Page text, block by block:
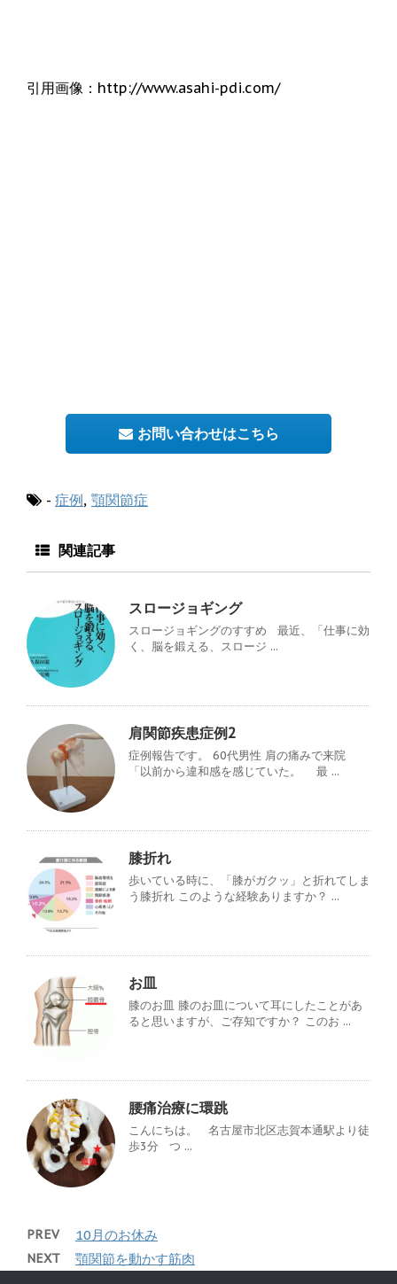
引用画像：http://www.asahi-pdi.com/
お問い合わせはこちら
- 症例, 顎関節症
関連記事
スロージョギング
スロージョギングのすすめ 最近、「仕事に効
く、脳を鍛える、スロージ ...
肩関節疾患症例2
症例報告です。 60代男性 肩の痛みで来院
「以前から違和感を感じていた。 最 ...
膝折れ
歩いている時に、「膝がガクッ」と折れてしま
う膝折れ このような経験ありますか？ ...
お皿
膝のお皿 膝のお皿について耳にしたことがあ
ると思いますが、ご存知ですか？ このお ...
腰痛治療に環跳
こんにちは。 名古屋市北区志賀本通駅より徒
歩3分 つ ...
PREV 10月のお休み
NEXT 顎関節を動かす筋肉